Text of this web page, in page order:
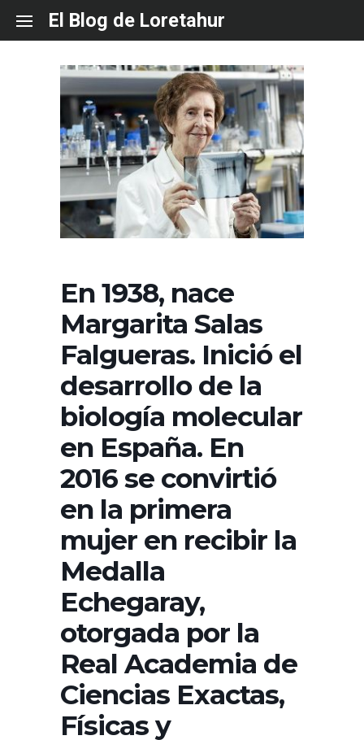
content
El Blog de Loretahur
En 1938, nace
Margarita Salas
Falgueras. Inició el
desarrollo de la
biología molecular
en España. En
2016 se convirtió
en la primera
mujer en recibir la
Medalla
Echegaray,
otorgada por la
Real Academia de
Ciencias Exactas,
Físicas y